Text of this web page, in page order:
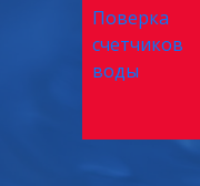
Поверка
счетчиков
воды